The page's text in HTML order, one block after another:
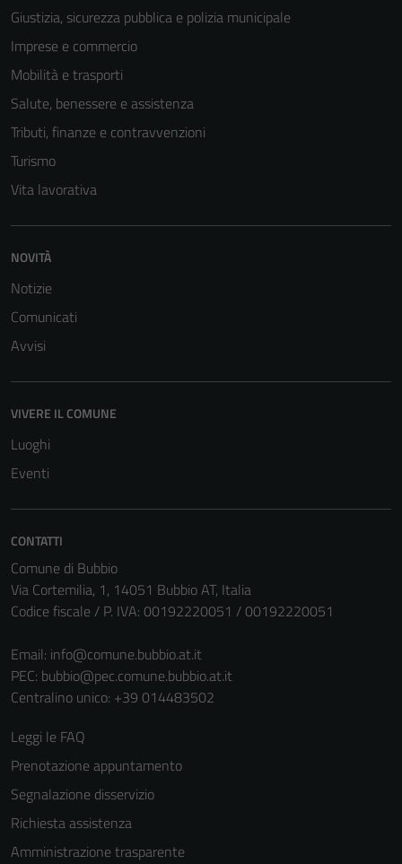
Giustizia, sicurezza pubblica e polizia municipale
Imprese e commercio
Mobilità e trasporti
Salute, benessere e assistenza
Tributi, finanze e contravvenzioni
Turismo
Vita lavorativa
NOVITÀ
Notizie
Comunicati
Avvisi
VIVERE IL COMUNE
Luoghi
Eventi
CONTATTI
Comune di Bubbio
Via Cortemilia, 1, 14051 Bubbio AT, Italia
Codice fiscale / P. IVA: 00192220051 / 00192220051
Email: info@comune.bubbio.at.it
PEC: bubbio@pec.comune.bubbio.at.it
Centralino unico: +39 014483502
Leggi le FAQ
Prenotazione appuntamento
Segnalazione disservizio
Richiesta assistenza
Amministrazione trasparente
possono
personali.